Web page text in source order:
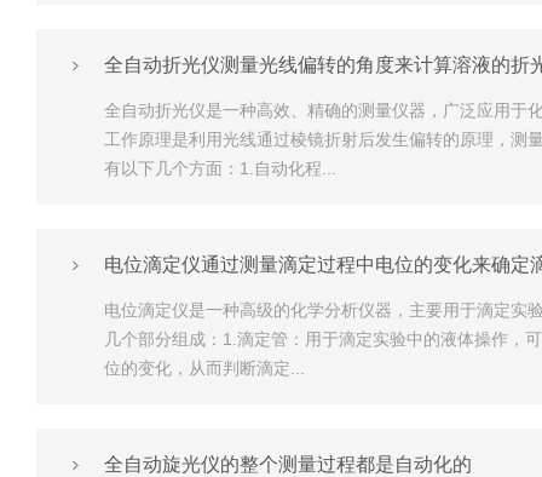
全自动折光仪测量光线偏转的角度来计算溶液的折
全自动折光仪是一种高效、精确的测量仪器，广泛应用于
工作原理是利用光线通过棱镜折射后发生偏转的原理，测
有以下几个方面：1.自动化程...
电位滴定仪通过测量滴定过程中电位的变化来确定
电位滴定仪是一种高级的化学分析仪器，主要用于滴定实
几个部分组成：1.滴定管：用于滴定实验中的液体操作，
位的变化，从而判断滴定...
全自动旋光仪的整个测量过程都是自动化的